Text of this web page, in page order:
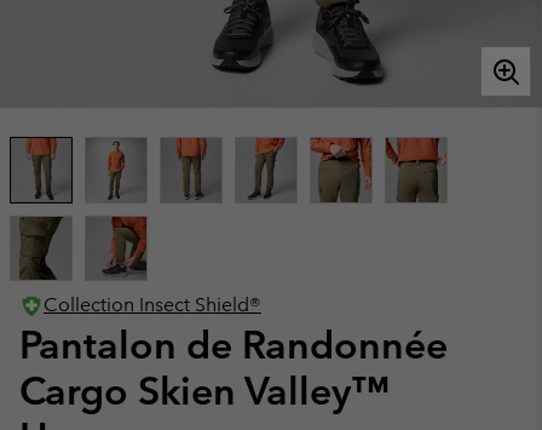
Collection Insect Shield®
Pantalon de Randonnée
Cargo Skien Valley™